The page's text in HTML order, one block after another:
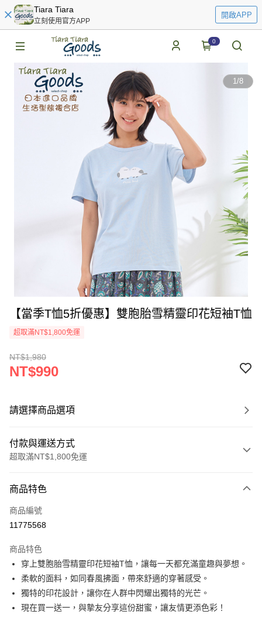
Tiara Tiara
立刻使用官方APP
開啟APP
0
1/8
【當季T恤5折優惠】雙胞胎雪精靈印花短袖T恤
超取滿NT$1,800免運
NT$1,980
NT$990
請選擇商品選項
付款與運送方式
超取滿NT$1,800免運
信用卡一次付款
超商取貨付款
Apple Pay
悠遊付
Google Pay
商品特色
商品編號
11775568
商品特色
穿上雙胞胎雪精靈印花短袖T恤，讓每一天都充滿童趣與夢想。
柔軟的面料，如同春風拂面，帶來舒適的穿著感受。
獨特的印花設計，讓你在人群中閃耀出獨特的光芒。
現在買一送一，與摯友分享這份甜蜜，讓友情更添色彩！